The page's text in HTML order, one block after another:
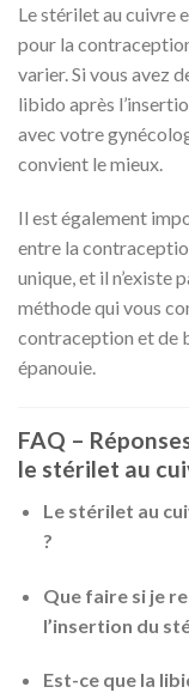
Le stérilet au cuivre
pour la
varier. Si vous avez
libido après
avec votre
convient le mieux.
Il est également
entre la
unique, et il n’existe
méthode qui vous
contraception et de
épanouie.
FAQ –
le stérilet au
Le stérilet au
?
Que faire si je
l’insertion du
Est-ce que la